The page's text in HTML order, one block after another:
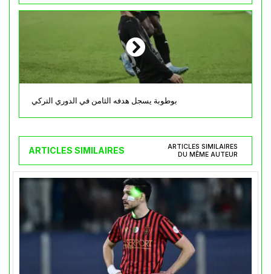
بوطوبة يسجل هدفه الثامن في الدوري التركي
ARTICLES SIMILAIRES
ARTICLES SIMILAIRES
DU MÊME AUTEUR